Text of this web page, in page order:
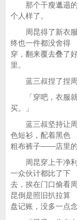
那个干瘦邋遢的
个人样了。
周昆得了新衣服
终也一件都没舍得
穿，翻来覆去叠了
里。
蓝三叔捏了捏周
「穿吧，衣服就
买。」
蓝三叔坚持让周
色短衫，配着黑色
粗布裤子——店里的
周昆穿上干净利
一众伙计都比了下
去，挨在门口偷看
昆倒是照旧扒拉算
盘记账，没多一点念